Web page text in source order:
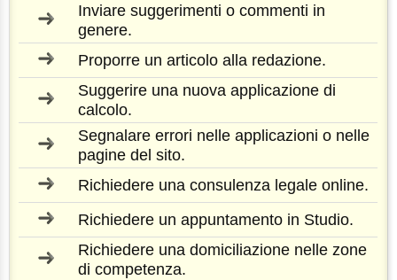
Inviare suggerimenti o commenti in
genere.
Proporre un articolo alla redazione.
Suggerire una nuova applicazione di
calcolo.
Segnalare errori nelle applicazioni o nelle
pagine del sito.
Richiedere una consulenza legale online.
Richiedere un appuntamento in Studio.
Richiedere una domiciliazione nelle zone
di competenza.